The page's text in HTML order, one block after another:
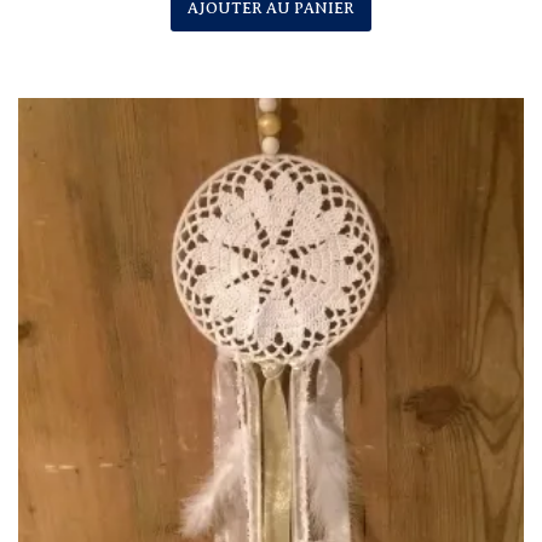
AJOUTER AU PANIER